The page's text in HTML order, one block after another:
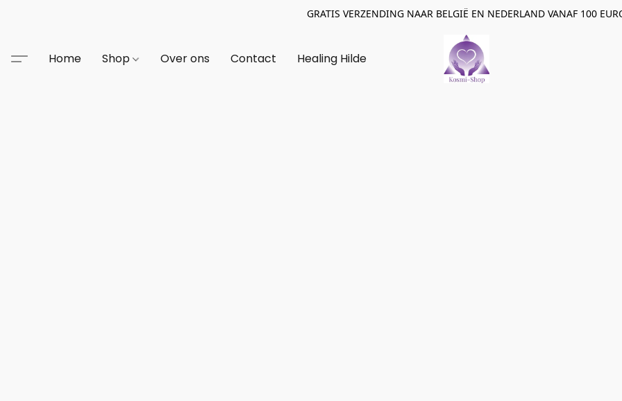
GRATIS VERZENDING NAAR BELGIË EN NEDERLAND VANAF 100
Home Shop Over ons Contact Healing Hilde